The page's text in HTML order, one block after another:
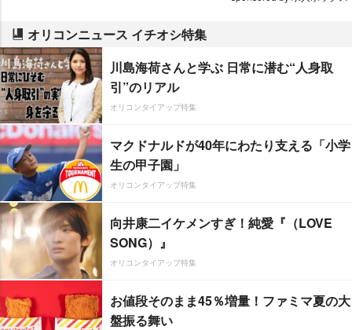
オリコンニュース イチオシ特集
川島海荷さんと学ぶ 日常に潜む“人身取
引”のリアル
オリコンタイアップ特集
マクドナルドが40年にわたり支える「小学
生の甲子園」
オリコンタイアップ特集
向井康二イケメンすぎ！純愛『（LOVE
SONG）』
オリコンタイアップ特集
お値段そのまま45％増量！ファミマ夏の大
盤振る舞い